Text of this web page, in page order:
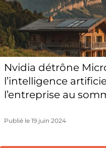
Nvidia détrône
l’intelligence
l’entreprise au
Publié le 19 juin 2024